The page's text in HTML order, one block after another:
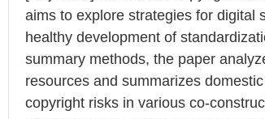
aims to explore strategies for digital
healthy development of
summary methods, the paper
resources and summarizes
copyright risks in various co-